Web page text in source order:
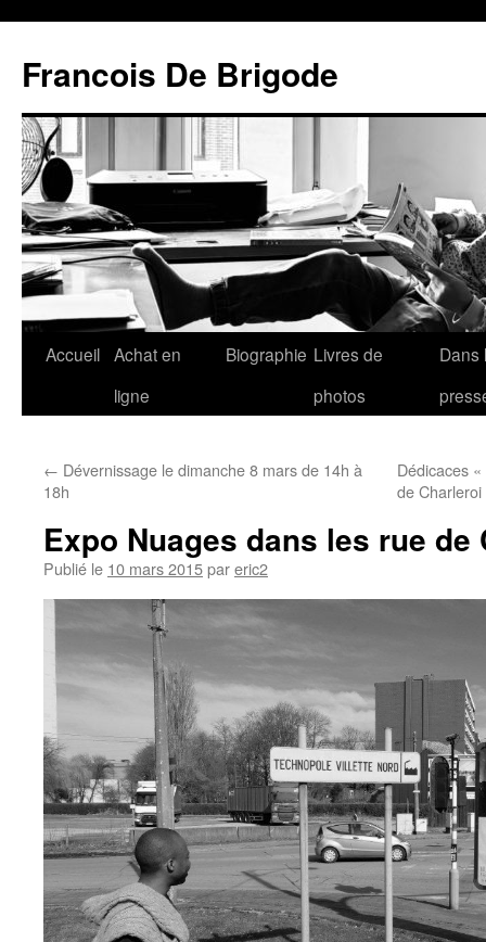
Francois De Brigode
Accueil Achat en
ligne
Biographie Livres de
photos
Dans
← Dévernissage le dimanche 8 mars de 14h à
18h
Dédicaces
de
Expo Nuages dans les rue
Publié le 10 mars 2015pareric2